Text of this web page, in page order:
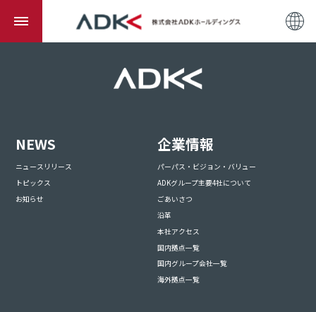
NEWS
ニュースリリース
トピックス
お知らせ
企業情報
パーパス・ビジョン・バリュー
ADKグループ主要4社について
ごあいさつ
沿革
本社アクセス
国内拠点一覧
国内グループ会社一覧
海外拠点一覧